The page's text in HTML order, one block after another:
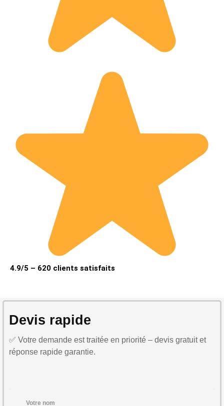
4.9/5 – 620 clients satisfaits
Devis rapide
✅ Votre demande est traitée en priorité – devis gratuit et
réponse rapide garantie.
Votre nom